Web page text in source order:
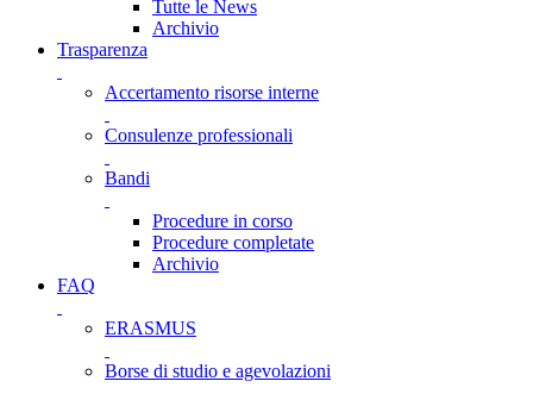
Tutte le News
Archivio
Trasparenza
Accertamento risorse interne
Consulenze professionali
Bandi
Procedure in corso
Procedure completate
Archivio
FAQ
ERASMUS
Borse di studio e agevolazioni